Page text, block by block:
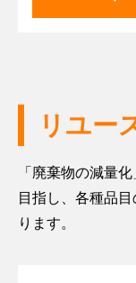
に
査・
コ
サ
ル
テ
リユー
「廃棄物の減量
目指し、各種品
ります。